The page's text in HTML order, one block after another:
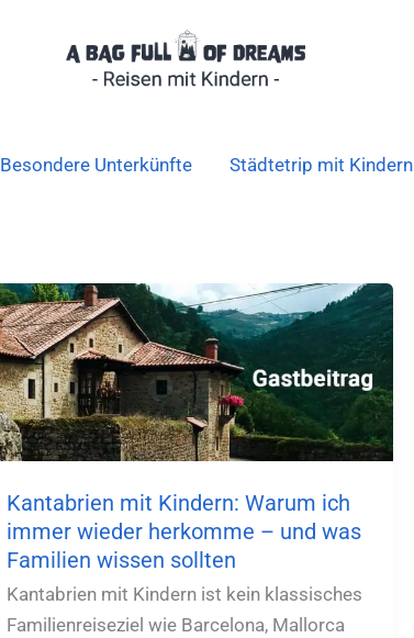
Besondere Unterkünfte Städtetrip mit Kindern
Kantabrien mit Kindern: Warum ich
immer wieder herkomme – und was
Familien wissen sollten
Kantabrien mit Kindern ist kein klassisches
Familienreiseziel wie Barcelona, Mallorca